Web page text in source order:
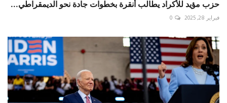
حزب مؤيد للأكراد يطالب أنقرة بخطوات جادة نحو الديمقراطي...
فبراير 28, 2025 0